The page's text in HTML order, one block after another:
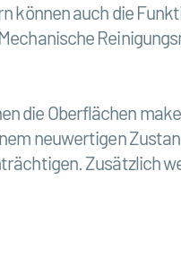
können auch die
die Oberflächen
neuwertigen
Zusätzlich